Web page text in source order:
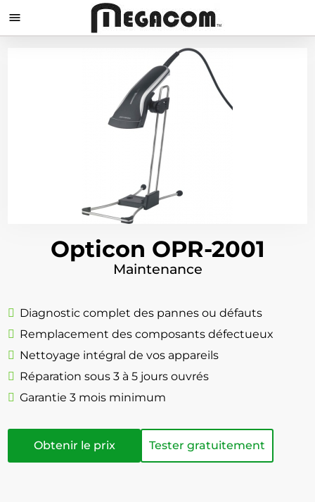

Opticon OPR-2001
Maintenance
Diagnostic complet des pannes ou défauts
Remplacement des composants défectueux
Nettoyage intégral de vos appareils
Réparation sous 3 à 5 jours ouvrés
Garantie 3 mois minimum
Obtenir le prix Tester gratuitement